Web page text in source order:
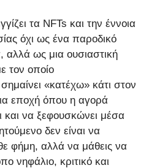
τα NFTs και την έννοια
όχι ως ένα παροδικό
αλλά ως μια ουσιαστική
τον οποίο
«κατέχω» κάτι στον
εποχή όπου η αγορά
και να ξεφουσκώνει μέσα
δεν είναι να
φήμη, αλλά να μάθεις να
νηφάλιο, κριτικό και